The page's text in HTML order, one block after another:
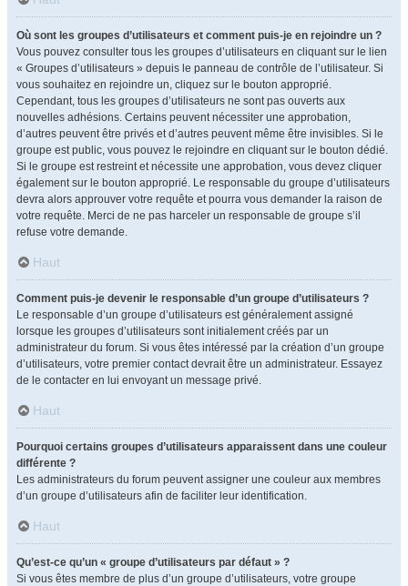
Où sont les groupes d’utilisateurs et comment puis-je en rejoindre un ?
Vous pouvez consulter tous les groupes d’utilisateurs en cliquant sur le lien
« Groupes d’utilisateurs » depuis le panneau de contrôle de l’utilisateur. Si
vous souhaitez en rejoindre un, cliquez sur le bouton approprié.
Cependant, tous les groupes d’utilisateurs ne sont pas ouverts aux
nouvelles adhésions. Certains peuvent nécessiter une approbation,
d’autres peuvent être privés et d’autres peuvent même être invisibles. Si le
groupe est public, vous pouvez le rejoindre en cliquant sur le bouton dédié.
Si le groupe est restreint et nécessite une approbation, vous devez cliquer
également sur le bouton approprié. Le responsable du groupe d’utilisateurs
devra alors approuver votre requête et pourra vous demander la raison de
votre requête. Merci de ne pas harceler un responsable de groupe s’il
refuse votre demande.
Haut
Comment puis-je devenir le responsable d’un groupe d’utilisateurs ?
Le responsable d’un groupe d’utilisateurs est généralement assigné
lorsque les groupes d’utilisateurs sont initialement créés par un
administrateur du forum. Si vous êtes intéressé par la création d’un groupe
d’utilisateurs, votre premier contact devrait être un administrateur. Essayez
de le contacter en lui envoyant un message privé.
Haut
Pourquoi certains groupes d’utilisateurs apparaissent dans une couleur
différente ?
Les administrateurs du forum peuvent assigner une couleur aux membres
d’un groupe d’utilisateurs afin de faciliter leur identification.
Haut
Qu’est-ce qu’un « groupe d’utilisateurs par défaut » ?
Si vous êtes membre de plus d’un groupe d’utilisateurs, votre groupe